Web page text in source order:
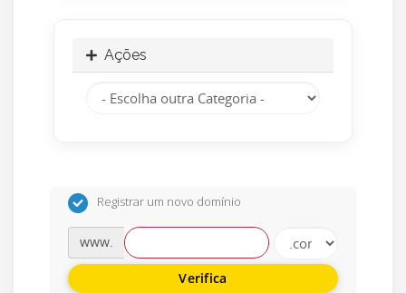
Ações
Registrar um novo domínio
www.
Verifica